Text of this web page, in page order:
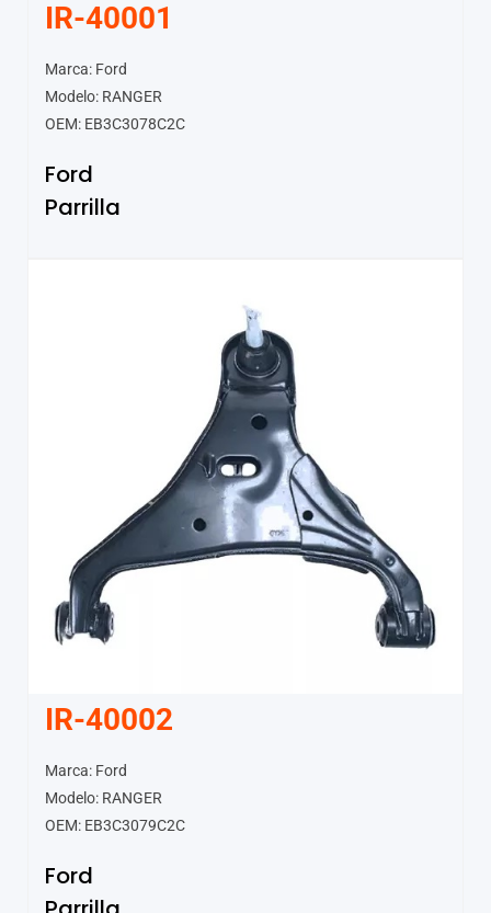
IR-40001
Marca: Ford
Modelo: RANGER
OEM: EB3C3078C2C
Ford
Parrilla
IR-40002
Marca: Ford
Modelo: RANGER
OEM: EB3C3079C2C
Ford